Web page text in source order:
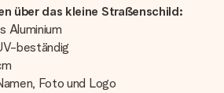
über das kleine Straßenschild:
Aluminium
beständig
Foto und Logo